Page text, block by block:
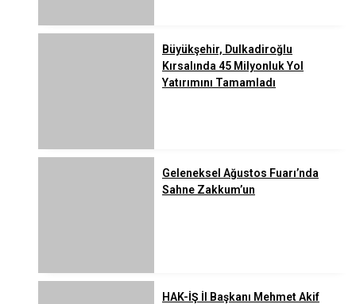
Büyükşehir, Dulkadiroğlu
Kırsalında 45 Milyonluk Yol
Yatırımını Tamamladı
Geleneksel Ağustos Fuarı’nda
Sahne Zakkum’un
HAK-İŞ İl Başkanı Mehmet Akif